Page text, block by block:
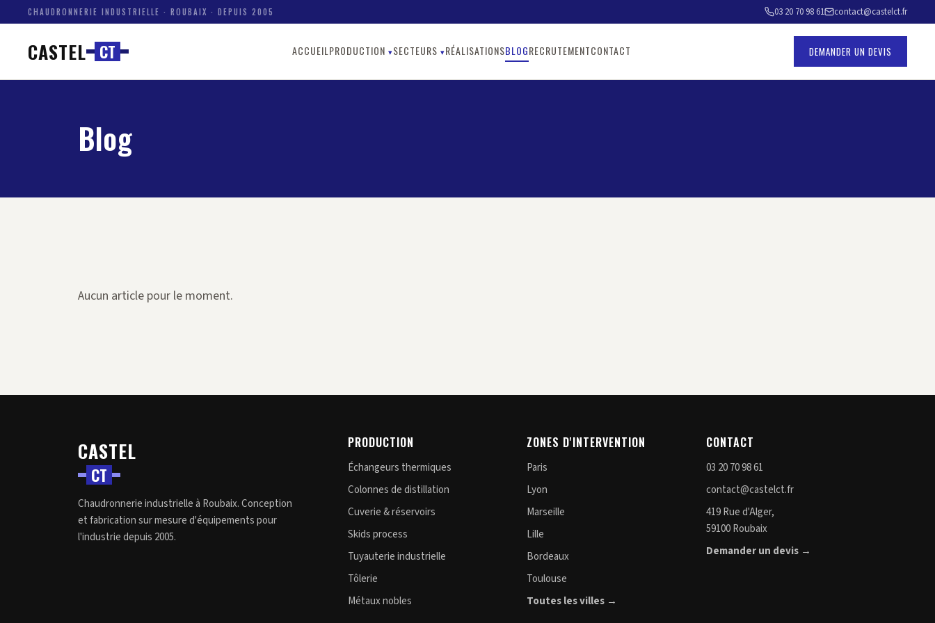
CHAUDRONNERIE INDUSTRIELLE · ROUBAIX · DEPUIS 2005 03 20 70 98 61 contact@castelct.fr
CASTEL CT ACCUEIL PRODUCTION SECTEURS RÉALISATIONSBLOGRECRUTEMENTCONTACT DEMANDER UN DEVIS
Blog
Aucun article pour le moment.
CASTEL
CT
Chaudronnerie industrielle à Roubaix. Conception
et fabrication sur mesure d'équipements pour
l'industrie depuis 2005.
PRODUCTION
Échangeurs thermiques
Colonnes de distillation
Cuverie & réservoirs
Skids process
Tuyauterie industrielle
Tôlerie
Métaux nobles
ZONES D'INTERVENTION
Paris
Lyon
Marseille
Lille
Bordeaux
Toulouse
Toutes les villes →
CONTACT
03 20 70 98 61
contact@castelct.fr
419 Rue d'Alger,
59100 Roubaix
Demander un devis →